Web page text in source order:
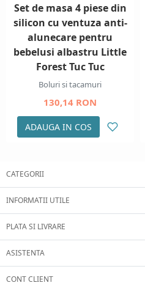
Set de masa 4 piese din
silicon cu ventuza anti-
alunecare pentru
bebelusi albastru Little
Forest Tuc Tuc
Boluri si tacamuri
130,14 RON
ADAUGA IN COS
CATEGORII
INFORMATII UTILE
PLATA SI LIVRARE
ASISTENTA
CONT CLIENT